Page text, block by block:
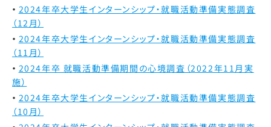
2024年卒大学生インターンシップ・就職活動準備実態調査
（12月）
2024年卒大学生インターンシップ・就職活動準備実態調査
（11月）
2024年卒 就職活動準備期間の心境調査（2022年11月実
施）
2024年卒大学生インターンシップ・就職活動準備実態調査
（10月）